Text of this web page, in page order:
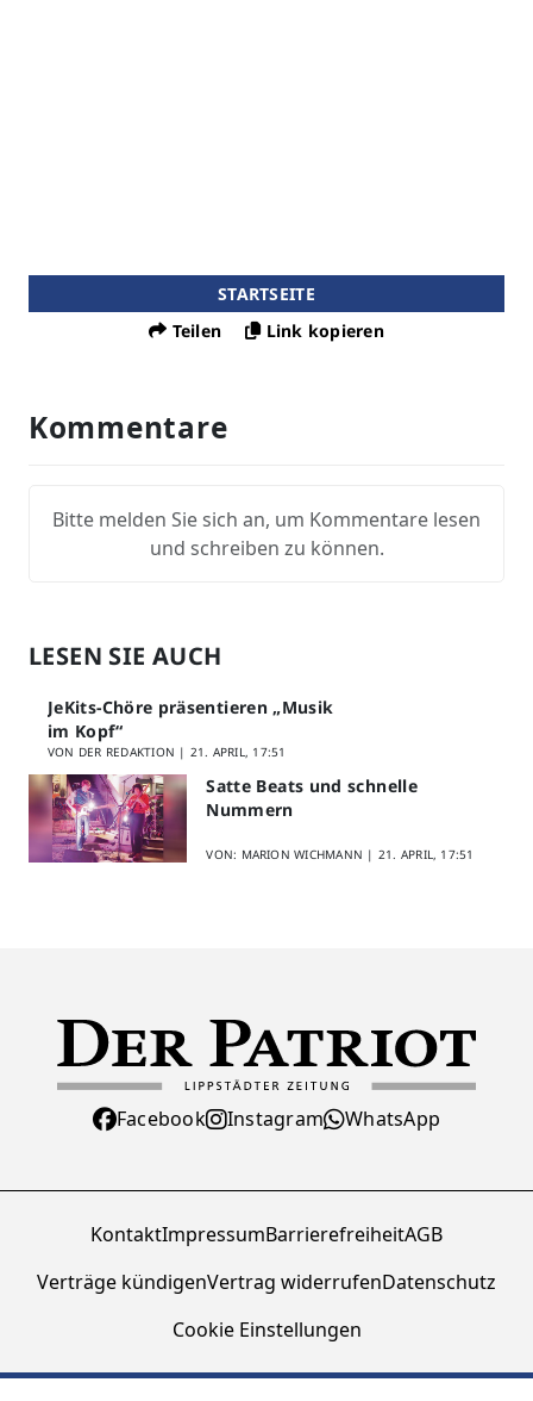
STARTSEITE
Teilen
Link kopieren
Kommentare
Bitte melden Sie sich an, um Kommentare lesen
und schreiben zu können.
LESEN SIE AUCH
JeKits-Chöre präsentieren „Musik
im Kopf“
VON DER REDAKTION | 21. APRIL, 17:51
Satte Beats und schnelle
Nummern
VON: MARION WICHMANN | 21. APRIL, 17:51
Facebook Instagram WhatsApp
KontaktImpressumBarrierefreiheitAGB
Verträge kündigenVertrag widerrufenDatenschutz
Cookie Einstellungen